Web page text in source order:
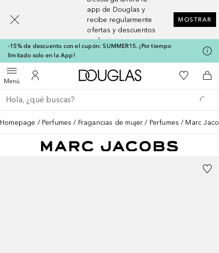
app de Douglas y
recibe regularmente
ofertas y descuentos
exclusivos
MOSTRAR
-15% de descuento con el cupón: SUMMER15. ¡Por tiempo
limitado solo en la App!
MenúAbrir menúMi cuenta
A Douglas HomeMi lista de
A
Regresar
Ejecutar búsqueda
Homepage Perfumes Fragancias de mujer Perfumes Marc
[navigation.slideout.screenreader]